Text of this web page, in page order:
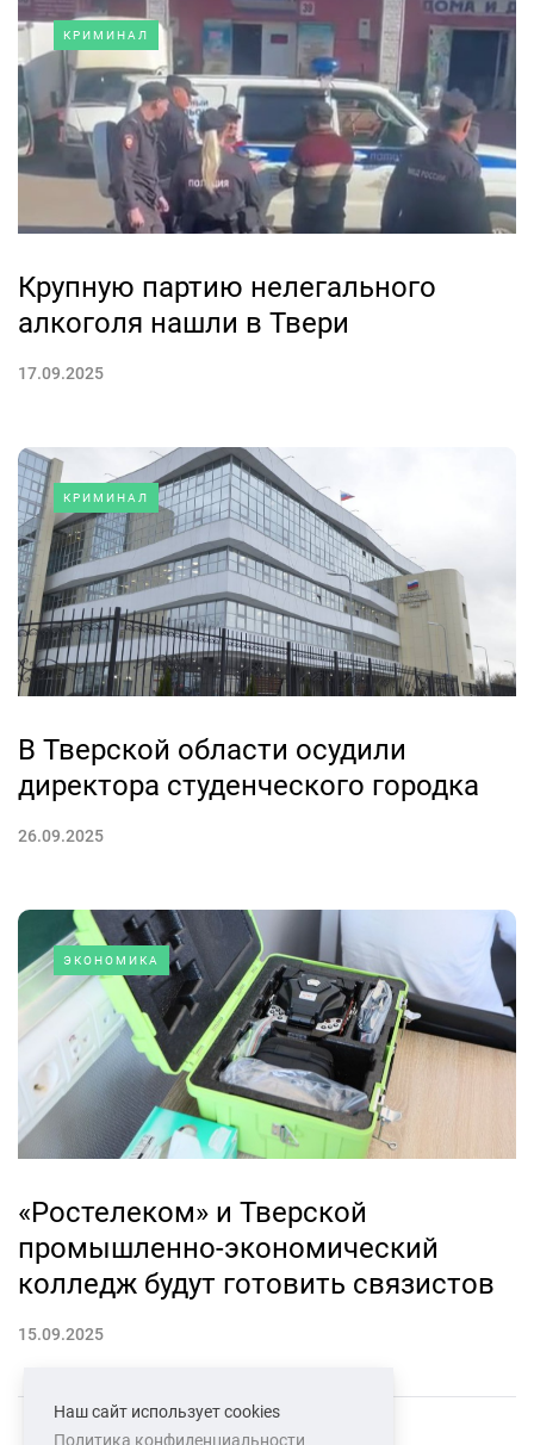
КРИМИНАЛ
Крупную партию нелегального
алкоголя нашли в Твери
17.09.2025
КРИМИНАЛ
В Тверской области осудили
директора студенческого городка
26.09.2025
ЭКОНОМИКА
«Ростелеком» и Тверской
промышленно-экономический
колледж будут готовить связистов
15.09.2025
Наш сайт использует cookies
Политика конфиденциальности